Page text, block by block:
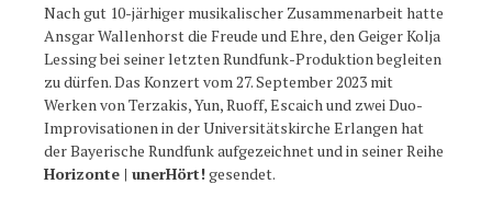
Nach gut 10-järhiger musikalischer Zusammenarbeit hatte
Ansgar Wallenhorst die Freude und Ehre, den Geiger Kolja
Lessing bei seiner letzten Rundfunk-Produktion begleiten
zu dürfen. Das Konzert vom 27. September 2023 mit
Werken von Terzakis, Yun, Ruoff, Escaich und zwei Duo-
Improvisationen in der Universitätskirche Erlangen hat
der Bayerische Rundfunk aufgezeichnet und in seiner Reihe
Horizonte | unerHört!gesendet.